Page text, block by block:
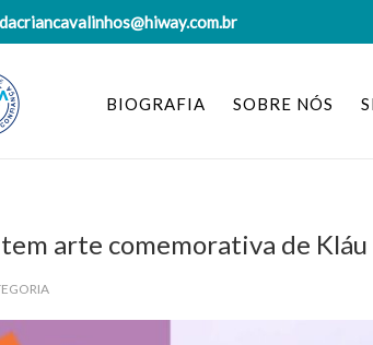
BIOGRAFIA SOBRE NÓS
tem arte comemorativa de